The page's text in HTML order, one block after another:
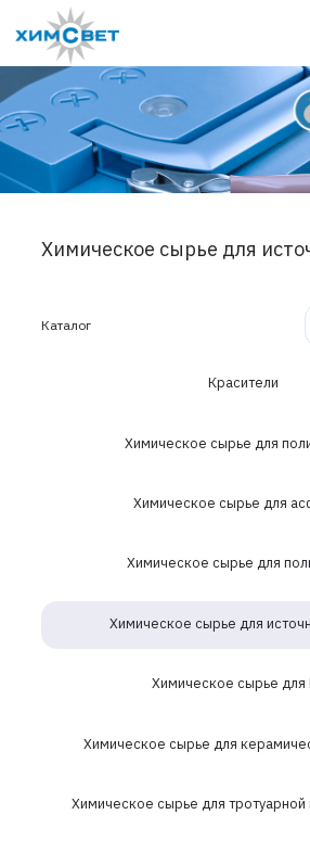
Химическое сырье для
Каталог
Красители
Химическое сырье для
Химическое сырье для
Химическое сырье для
Химическое сырье для
Химическое сырье для
Химическое сырье для
Химическое сырье для тротуарной